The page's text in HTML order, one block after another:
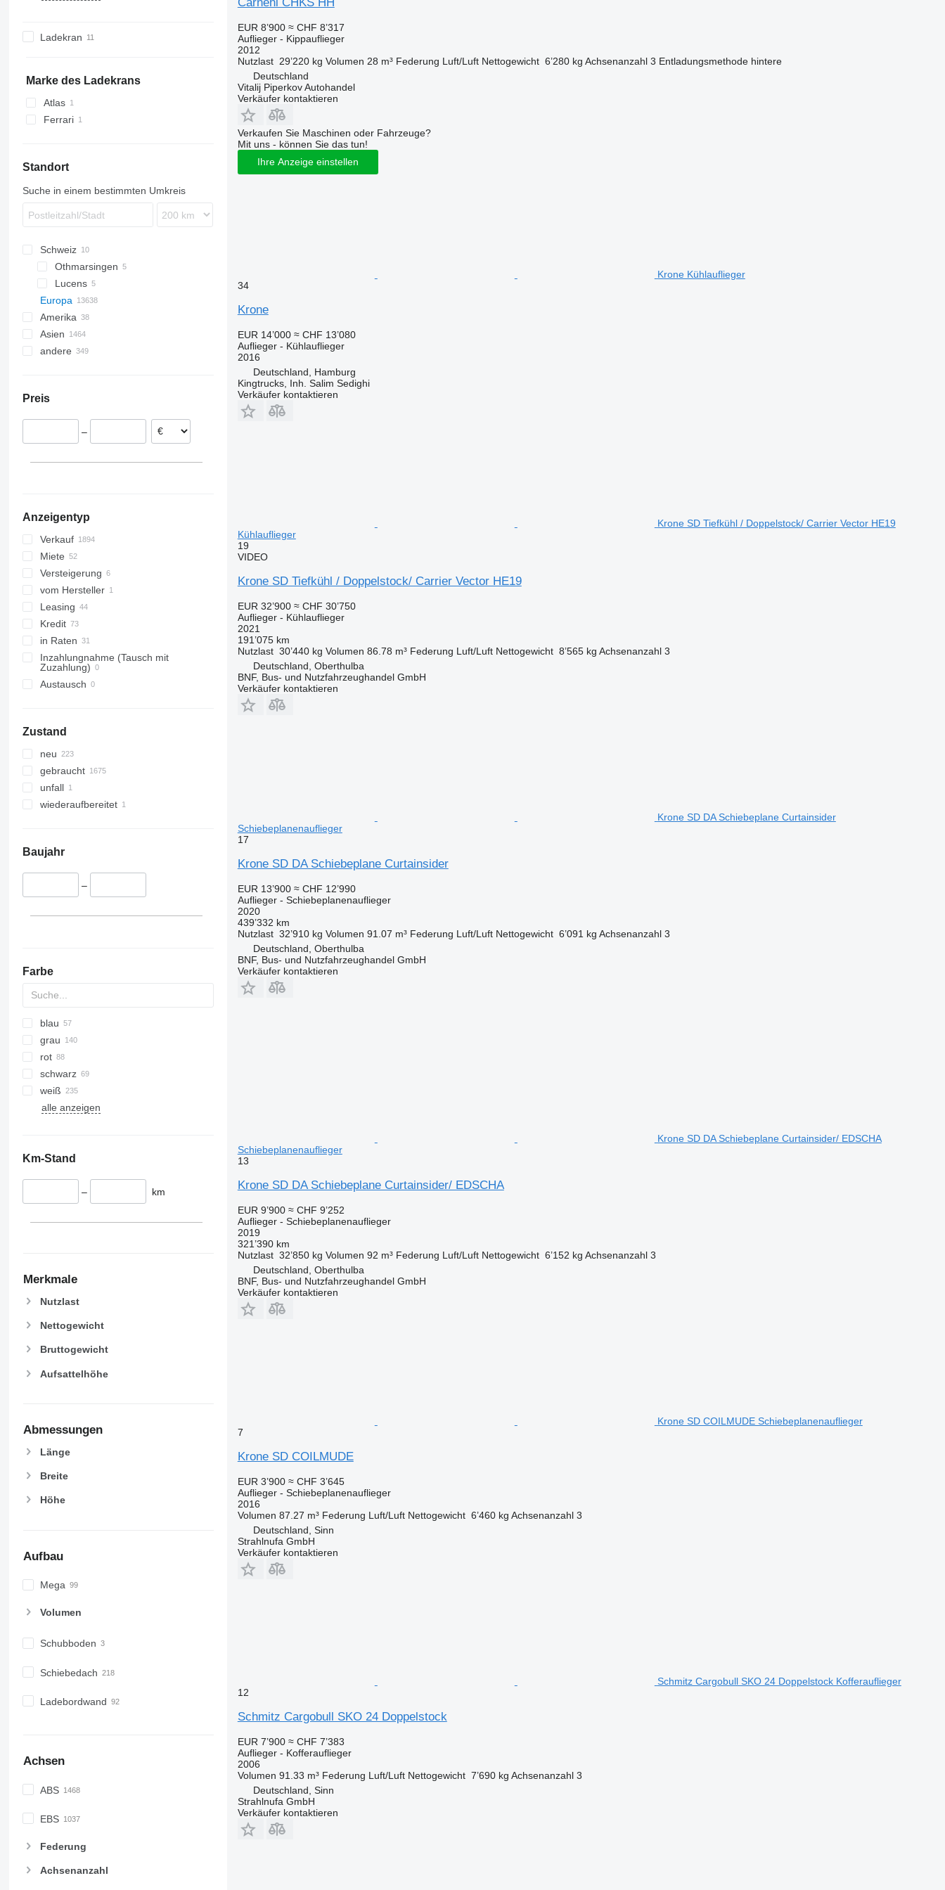
TKS
SGF
Ladekran
Marke des Ladekrans
Atlas
Ferrari
Standort
Suche in einem bestimmten Umkreis
Schweiz
Othmarsingen
Lucens
Europa
Niederlande
Deutschland
Hannover
Stuttgart
Regensburg
Polen
Tschechien
Frankreich
Amerika
Mexiko
USA
Asien
China
Usbekistan
Kasachstan
andere
Brasilien
Chile
Preis
–
Anzeigentyp
Verkauf
Miete
Versteigerung
vom Hersteller
Leasing
Kredit
in Raten
Inzahlungnahme (Tausch mit
Zuzahlung)
Austausch
Zustand
neu
gebraucht
unfall
wiederaufbereitet
Baujahr
–
Farbe
blau
grau
rot
schwarz
weiß
alle anzeigen
Km-Stand
– km
Merkmale
Nutzlast
Nettogewicht
Bruttogewicht
Aufsattelhöhe
Abmessungen
Länge
Breite
Höhe
Aufbau
Mega
Volumen
Schubboden
Schiebedach
Ladebordwand
Achsen
ABS
EBS
Federung
Achsenanzahl
EUR 8’900 ≈ CHF 8’317
Auflieger - Kippauflieger
2012
Nutzlast 29’220 kg Volumen 28 m³ Federung Luft/Luft Nettogewicht 6’280 kg Achsenanzahl 3 Entladungsmethode hintere
Deutschland
Vitalij Piperkov Autohandel
Verkäufer kontaktieren
Verkaufen Sie Maschinen oder Fahrzeuge?
Mit uns - können Sie das tun!
Ihre Anzeige einstellen
Krone Kühlauflieger
34
Krone
EUR 14’000 ≈ CHF 13’080
Auflieger - Kühlauflieger
2016
Deutschland, Hamburg
Kingtrucks, Inh. Salim Sedighi
Verkäufer kontaktieren
Krone SD Tiefkühl / Doppelstock/ Carrier Vector HE19
Kühlauflieger
19
VIDEO
Krone SD Tiefkühl / Doppelstock/ Carrier Vector HE19
EUR 32’900 ≈ CHF 30’750
Auflieger - Kühlauflieger
2021
191’075 km
Nutzlast 30’440 kg Volumen 86.78 m³ Federung Luft/Luft Nettogewicht 8’565 kg Achsenanzahl 3
Deutschland, Oberthulba
BNF, Bus- und Nutzfahrzeughandel GmbH
Verkäufer kontaktieren
Krone SD DA Schiebeplane Curtainsider
Schiebeplanenauflieger
17
Krone SD DA Schiebeplane Curtainsider
EUR 13’900 ≈ CHF 12’990
Auflieger - Schiebeplanenauflieger
2020
439’332 km
Nutzlast 32’910 kg Volumen 91.07 m³ Federung Luft/Luft Nettogewicht 6’091 kg Achsenanzahl 3
Deutschland, Oberthulba
BNF, Bus- und Nutzfahrzeughandel GmbH
Verkäufer kontaktieren
Krone SD DA Schiebeplane Curtainsider/ EDSCHA
Schiebeplanenauflieger
13
Krone SD DA Schiebeplane Curtainsider/ EDSCHA
EUR 9’900 ≈ CHF 9’252
Auflieger - Schiebeplanenauflieger
2019
321’390 km
Nutzlast 32’850 kg Volumen 92 m³ Federung Luft/Luft Nettogewicht 6’152 kg Achsenanzahl 3
Deutschland, Oberthulba
BNF, Bus- und Nutzfahrzeughandel GmbH
Verkäufer kontaktieren
Krone SD COILMUDE Schiebeplanenauflieger
7
Krone SD COILMUDE
EUR 3’900 ≈ CHF 3’645
Auflieger - Schiebeplanenauflieger
2016
Volumen 87.27 m³ Federung Luft/Luft Nettogewicht 6’460 kg Achsenanzahl 3
Deutschland, Sinn
Strahlnufa GmbH
Verkäufer kontaktieren
Schmitz Cargobull SKO 24 Doppelstock Kofferauflieger
12
Schmitz Cargobull SKO 24 Doppelstock
EUR 7’900 ≈ CHF 7’383
Auflieger - Kofferauflieger
2006
Volumen 91.33 m³ Federung Luft/Luft Nettogewicht 7’690 kg Achsenanzahl 3
Deutschland, Sinn
Strahlnufa GmbH
Verkäufer kontaktieren